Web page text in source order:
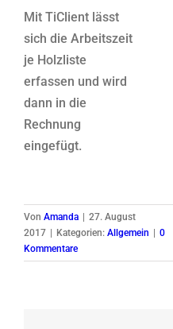
Mit TiClient lässt
sich die Arbeitszeit
je Holzliste
erfassen und wird
dann in die
Rechnung
eingefügt.
Von Amanda
27. August
2017
Kategorien: Allgemein
0
Kommentare